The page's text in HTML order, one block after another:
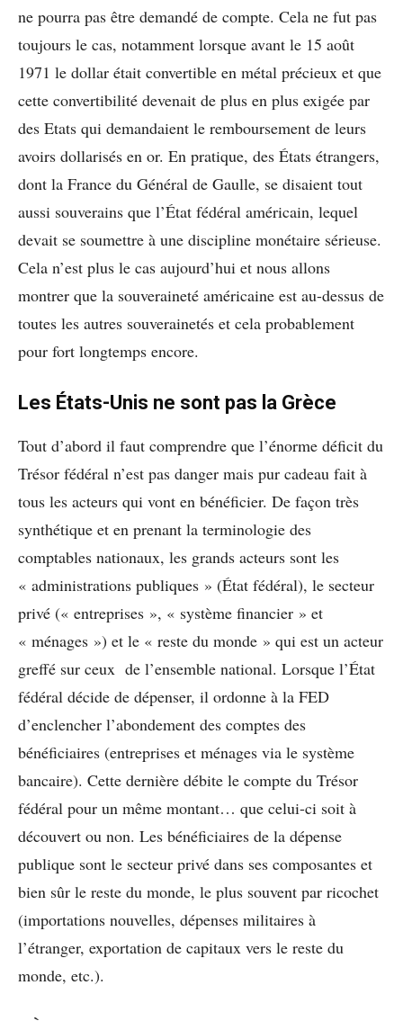
ne pourra pas être demandé de compte. Cela ne fut pas
toujours le cas, notamment lorsque avant le 15 août
1971 le dollar était convertible en métal précieux et que
cette convertibilité devenait de plus en plus exigée par
des Etats qui demandaient le remboursement de leurs
avoirs dollarisés en or. En pratique, des États étrangers,
dont la France du Général de Gaulle, se disaient tout
aussi souverains que l’État fédéral américain, lequel
devait se soumettre à une discipline monétaire sérieuse.
Cela n’est plus le cas aujourd’hui et nous allons
montrer que la souveraineté américaine est au-dessus de
toutes les autres souverainetés et cela probablement
pour fort longtemps encore.
Les États-Unis ne sont pas la Grèce
Tout d’abord il faut comprendre que l’énorme déficit du
Trésor fédéral n’est pas danger mais pur cadeau fait à
tous les acteurs qui vont en bénéficier. De façon très
synthétique et en prenant la terminologie des
comptables nationaux, les grands acteurs sont les
« administrations publiques » (État fédéral), le secteur
privé (« entreprises », « système financier » et
« ménages ») et le « reste du monde » qui est un acteur
greffé sur ceux de l’ensemble national. Lorsque l’État
fédéral décide de dépenser, il ordonne à la FED
d’enclencher l’abondement des comptes des
bénéficiaires (entreprises et ménages via le système
bancaire). Cette dernière débite le compte du Trésor
fédéral pour un même montant… que celui-ci soit à
découvert ou non. Les bénéficiaires de la dépense
publique sont le secteur privé dans ses composantes et
bien sûr le reste du monde, le plus souvent par ricochet
(importations nouvelles, dépenses militaires à
l’étranger, exportation de capitaux vers le reste du
monde, etc.).